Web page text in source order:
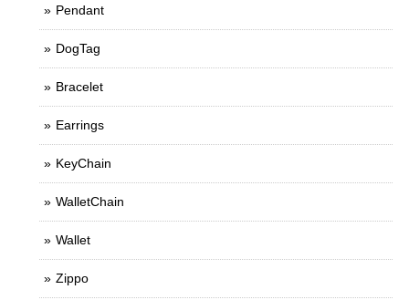
Pendant
DogTag
Bracelet
Earrings
KeyChain
WalletChain
Wallet
Zippo